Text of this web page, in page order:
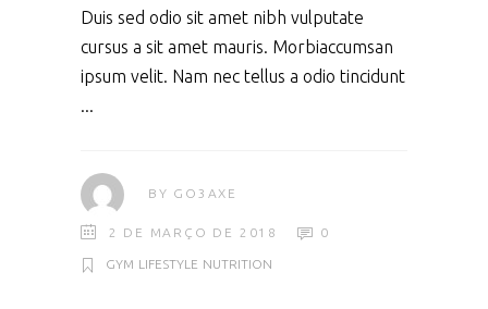
Duis sed odio sit amet nibh vulputate
cursus a sit amet mauris. Morbiaccumsan
ipsum velit. Nam nec tellus a odio tincidunt
BY GO3AXE
2 DE MARÇO DE 2018 0
GYM LIFESTYLE NUTRITION